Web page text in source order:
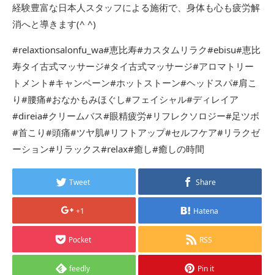
経験豊富な日本人スタッフによる施術で、身体も心も疲労解
消へと導きます(^ ^)
#relaxtionsalonfu_wa#恵比寿#カスタムリラク#ebisu#恵比
寿タイ古式マッサージ#タイ古式マッサージ#アロマトリー
トメント#キャンペーン#ホットストーン#ヘッドスパ#肩こ
り#腰痛#おなかもみほぐし#フェイシャル#ディレイア
#direia#クリームバス#眼精疲労#リフレクソロジー#足ツボ
#首こり#頭痛#ツヤ肌#リフトアップ#セルフケア#リラクゼ
ーション#リラックス#relax#癒し#癒しの時間
Tweet Share
+1 Hatena
Pocket RSS
feedly Pin it